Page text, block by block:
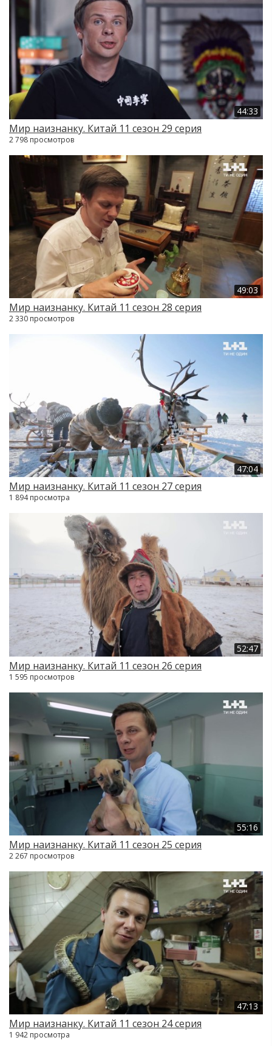
44:33
Мир наизнанку. Китай 11 сезон 29 серия
2 798 просмотров
49:03
Мир наизнанку. Китай 11 сезон 28 серия
2 330 просмотров
47:04
Мир наизнанку. Китай 11 сезон 27 серия
1 894 просмотра
52:47
Мир наизнанку. Китай 11 сезон 26 серия
1 595 просмотров
55:16
Мир наизнанку. Китай 11 сезон 25 серия
2 267 просмотров
47:13
Мир наизнанку. Китай 11 сезон 24 серия
1 942 просмотра